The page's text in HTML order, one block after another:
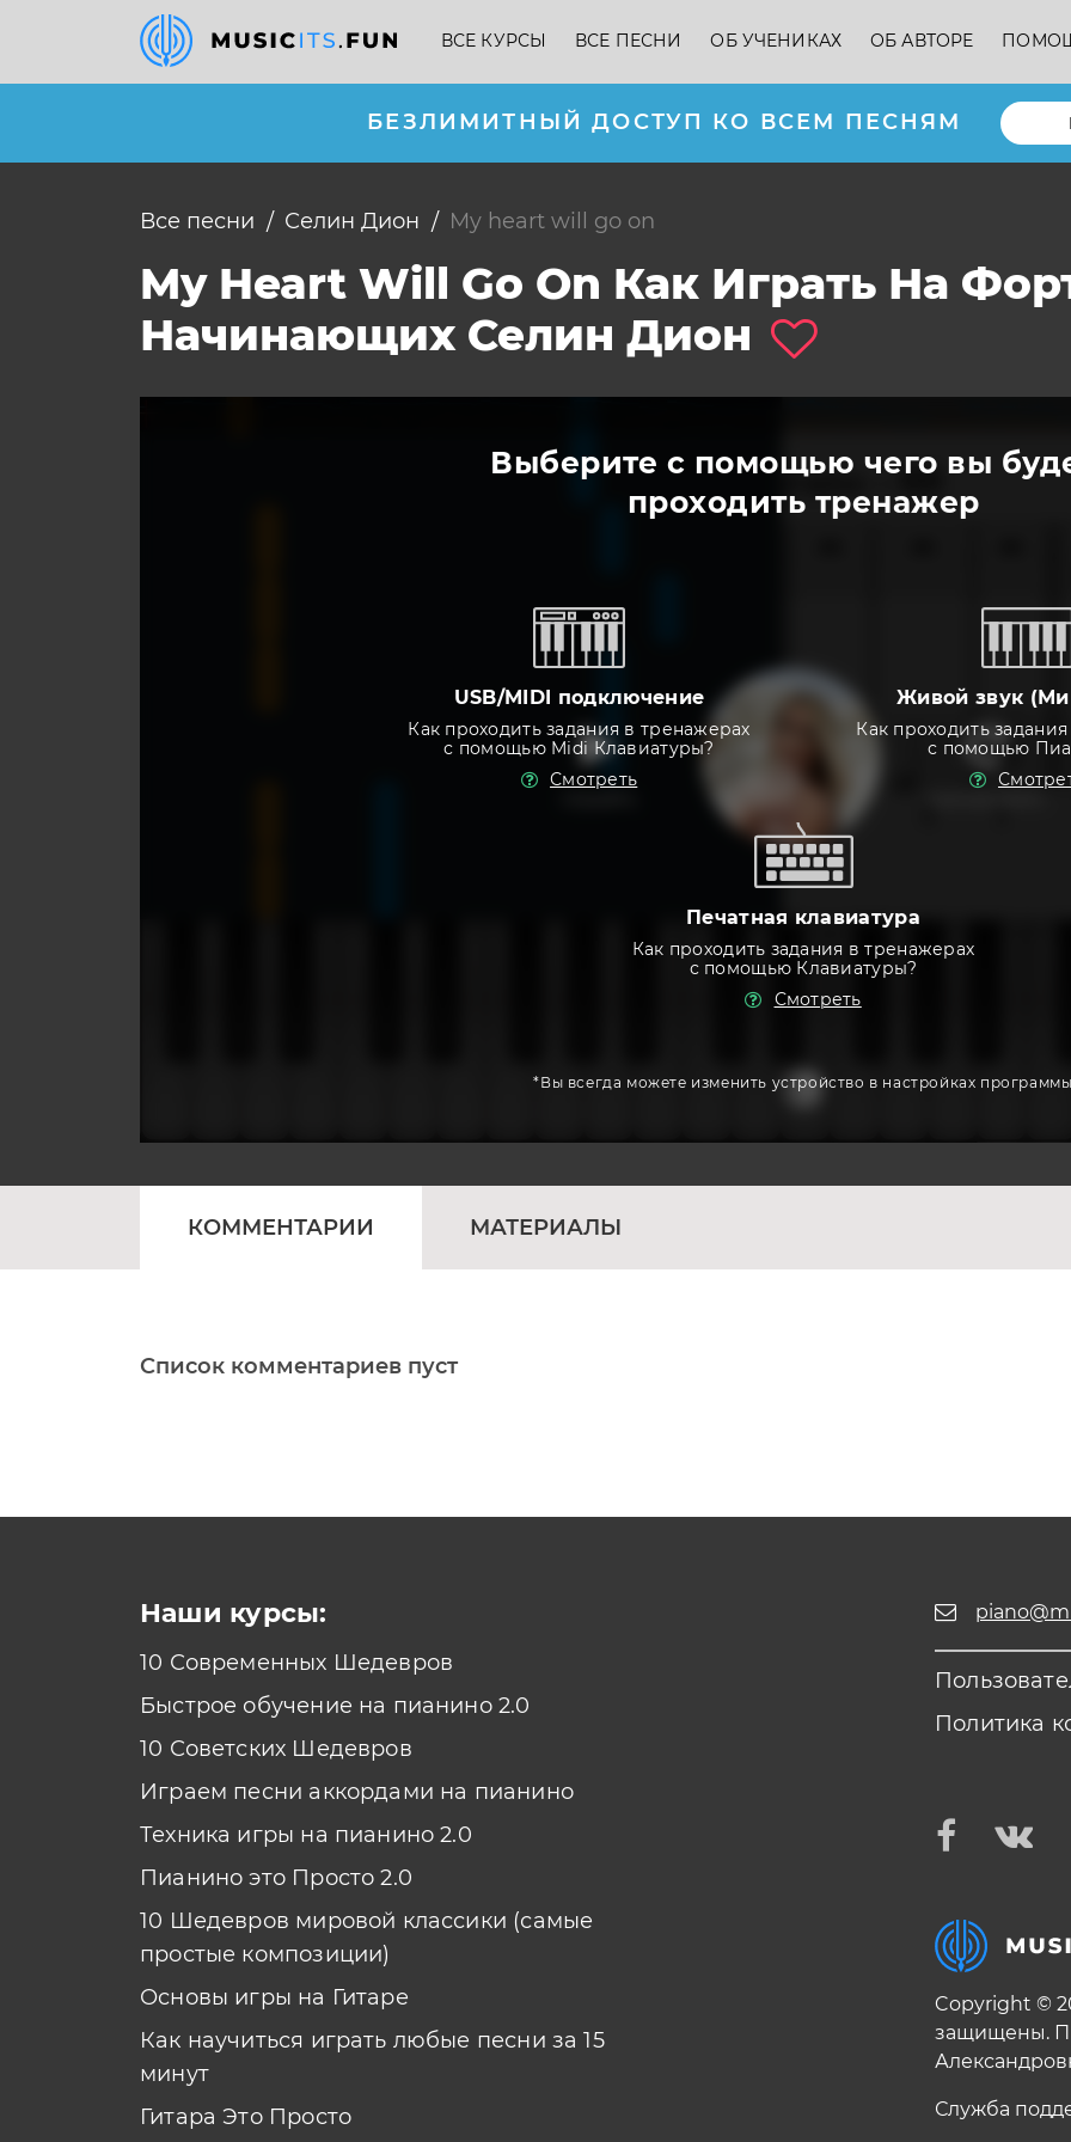
ВСЕ КУРСЫ ВСЕ ПЕСНИ ОБ УЧЕНИКАХ ОБ АВТОРЕ
БЕЗЛИМИТНЫЙ ДОСТУП КО ВСЕМ ПЕСНЯМ
Все песни Селин Дион my heart will go on
My Heart Will Go On Как Играть На
Начинающих Селин Дион
Выберите с помощью чего вы
проходить тренажер
USB/MIDI подключение
Как проходить задания в тренажерах
с помощью Midi Клавиатуры?
Смотреть
Живой звук
Как проходить
с помощью
Печатная клавиатура
Как проходить задания в тренажерах
с помощью Клавиатуры?
Смотреть
*Вы всегда можете изменить устройство в настройках
КОММЕНТАРИИ МАТЕРИАЛЫ
Список комментариев пуст
Наши курсы:
10 Современных Шедевров
Быстрое обучение на пианино 2.0
10 Советских Шедевров
Играем песни аккордами на пианино
Техника игры на пианино 2.0
Пианино это Просто 2.0
10 Шедевров мировой классики (самые
простые композиции)
Основы игры на Гитаре
Как научиться играть любые песни за 15
минут
Гитара Это Просто
Политика
Copyright ©
защищены.
Служба